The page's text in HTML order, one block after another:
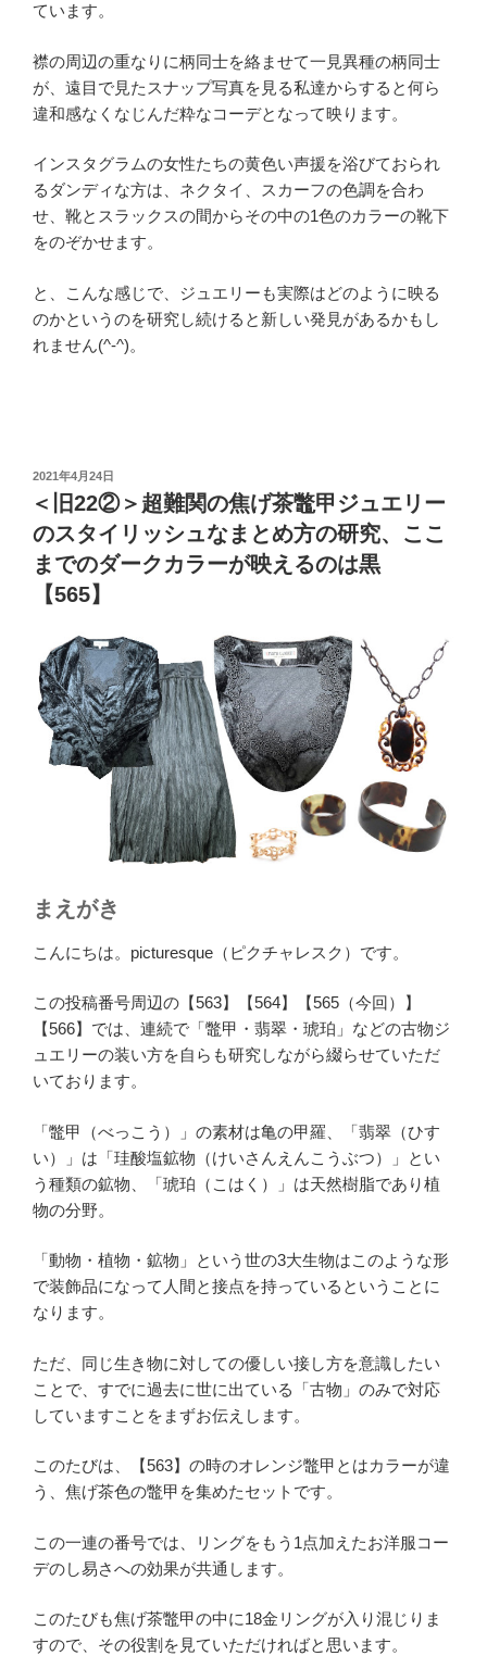
ています。
襟の周辺の重なりに柄同士を絡ませて一見異種の柄同士
が、遠目で見たスナップ写真を見る私達からすると何ら
違和感なくなじんだ粋なコーデとなって映ります。
インスタグラムの女性たちの黄色い声援を浴びておられ
るダンディな方は、ネクタイ、スカーフの色調を合わ
せ、靴とスラックスの間からその中の1色のカラーの靴下
をのぞかせます。
と、こんな感じで、ジュエリーも実際はどのように映る
のかというのを研究し続けると新しい発見があるかもし
れません(^-^)。
投
日:
2021年4月24日
＜旧22②＞超難関の焦げ茶鼈甲ジュエリー
のスタイリッシュなまとめ方の研究、ここ
までのダークカラーが映えるのは黒
【565】
まえがき
こんにちは。picturesque（ピクチャレスク）です。
この投稿番号周辺の【563】【564】【565（今回）】
【566】では、連続で「鼈甲・翡翠・琥珀」などの古物ジ
ュエリーの装い方を自らも研究しながら綴らせていただ
いております。
「鼈甲（べっこう）」の素材は亀の甲羅、「翡翠（ひす
い）」は「珪酸塩鉱物（けいさんえんこうぶつ）」とい
う種類の鉱物、「琥珀（こはく）」は天然樹脂であり植
物の分野。
「動物・植物・鉱物」という世の3大生物はこのような形
で装飾品になって人間と接点を持っているということに
なります。
ただ、同じ生き物に対しての優しい接し方を意識したい
ことで、すでに過去に世に出ている「古物」のみで対応
していますことをまずお伝えします。
このたびは、【563】の時のオレンジ鼈甲とはカラーが違
う、焦げ茶色の鼈甲を集めたセットです。
この一連の番号では、リングをもう1点加えたお洋服コー
デのし易さへの効果が共通します。
このたびも焦げ茶鼈甲の中に18金リングが入り混じりま
すので、その役割を見ていただければと思います。